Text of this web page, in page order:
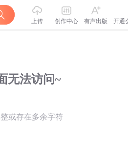
上传 创作中心 有声出版 开通
无法访问~
或存在多余字符